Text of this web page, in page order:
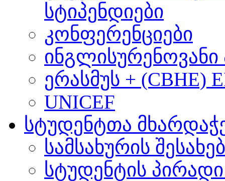
სტიპენდიები
კონფერენციები
ერასმუს + (CBHE)
UNICEF
სტუდენტთა
სამსახურის შესახებ
სტუდენტის